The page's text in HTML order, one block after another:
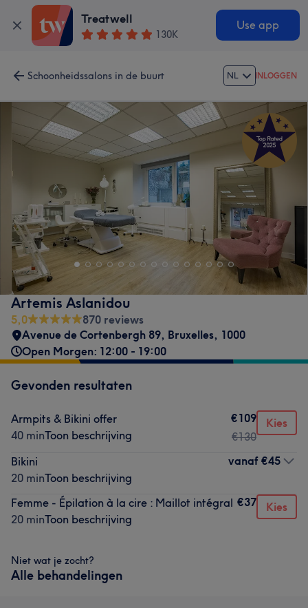
Treatwell
130K
Use app
Schoonheidssalons in de buurt NL INLOGGEN
Artemis Aslanidou
5,0
870 reviews
Avenue de Cortenbergh 89, Bruxelles, 1000
Open Morgen: 12:00 - 19:00
Gevonden resultaten
Armpits & Bikini offer
40 minToon beschrijving
€109
€130
Kies
Bikini
20 minToon beschrijving
vanaf €45
Femme - Épilation à la cire : Maillot intégral
20 minToon beschrijving
€37 Kies
Niet wat je zocht?
Alle behandelingen